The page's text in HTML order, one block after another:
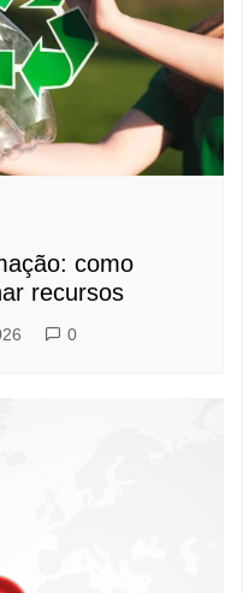
como
recursos
0